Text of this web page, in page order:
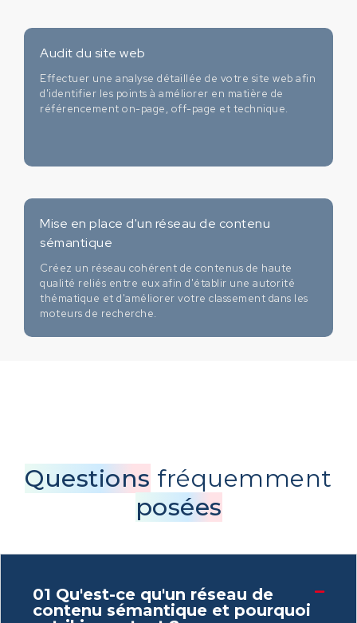
Audit du site web
Effectuer une analyse détaillée de votre site web afin
d'identifier les points à améliorer en matière de
référencement on-page, off-page et technique.
Mise en place d'un réseau de contenu
sémantique
Créez un réseau cohérent de contenus de haute
qualité reliés entre eux afin d'établir une autorité
thématique et d'améliorer votre classement dans les
moteurs de recherche.
Questions fréquemment
posées
01 Qu'est-ce qu'un réseau de
contenu sémantique et pourquoi